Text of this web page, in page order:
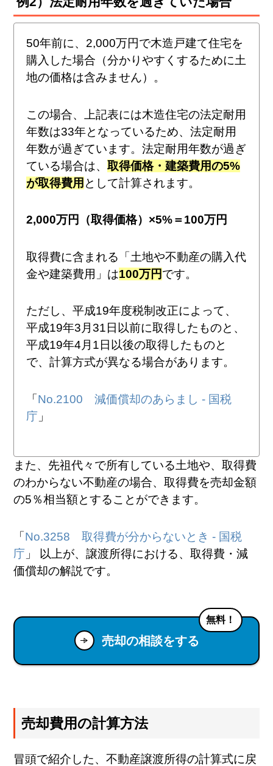
50年前に、2,000万円で木造戸建て住宅を
購入した場合（分かりやすくするために土
地の価格は含みません）。
この場合、上記表には木造住宅の法定耐用
年数は33年となっているため、法定耐用
年数が過ぎています。法定耐用年数が過ぎ
ている場合は、 取得価格・建築費用の5%
が取得費用 として計算されます。
2,000万円（取得価格）×5%＝100万円
取得費に含まれる「土地や不動産の購入代
金や建築費用」は100万円です。
ただし、平成19年度税制改正によって、
平成19年3月31日以前に取得したものと、
平成19年4月1日以後の取得したものと
で、計算方式が異なる場合があります。
「No.2100 減価償却のあらまし - 国税
庁」
また、先祖代々で所有している土地や、取得費
のわからない不動産の場合、取得費を売却金額
の5％相当額とすることができます。
「No.3258 取得費が分からないとき - 国税
庁 」 以上が、譲渡所得における、取得費・減
価償却の解説です。
売却の相談をする
無料！
売却費用の計算方法
冒頭で紹介した、不動産譲渡所得の計算式に戻